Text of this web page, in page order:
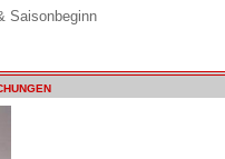
Saisonbeginn